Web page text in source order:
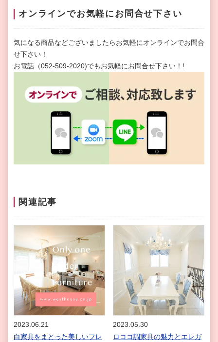
オンラインでお気軽にお問合せ下さい
気になる商品などございましたらお気軽にオンラインでお問合
せ下さい！
お電話（052-509-2020)でもお気軽にお問合せ下さい！!
関連記事
2023.06.21
白家具をまとった美しいフレ
2023.05.30
ロココ調家具の魅力とエレガ